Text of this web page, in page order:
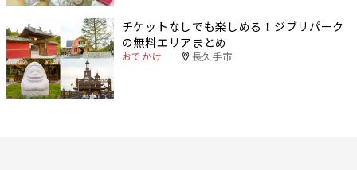
チケットなしでも楽しめる！ジブリパーク
の無料エリアまとめ
おでかけ 長久手市